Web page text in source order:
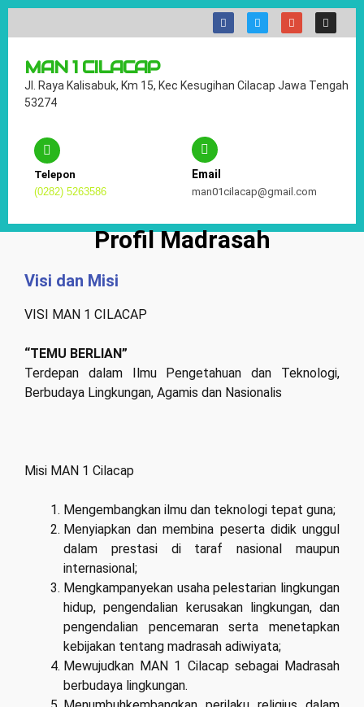
MAN 1 CILACAP
Jl. Raya Kalisabuk, Km 15, Kec Kesugihan Cilacap Jawa Tengah
53274
Telepon
(0282) 5263586
Email
man01cilacap@gmail.com
Profil Madrasah
Visi dan Misi
VISI MAN 1 CILACAP
“TEMU BERLIAN”
Terdepan dalam Ilmu Pengetahuan dan Teknologi,
Berbudaya Lingkungan, Agamis dan Nasionalis
Misi MAN 1 Cilacap
Mengembangkan ilmu dan teknologi tepat guna;
Menyiapkan dan membina peserta didik unggul
dalam prestasi di taraf nasional maupun
internasional;
Mengkampanyekan usaha pelestarian lingkungan
hidup, pengendalian kerusakan lingkungan, dan
pengendalian pencemaran serta menetapkan
kebijakan tentang madrasah adiwiyata;
Mewujudkan MAN 1 Cilacap sebagai Madrasah
berbudaya lingkungan.